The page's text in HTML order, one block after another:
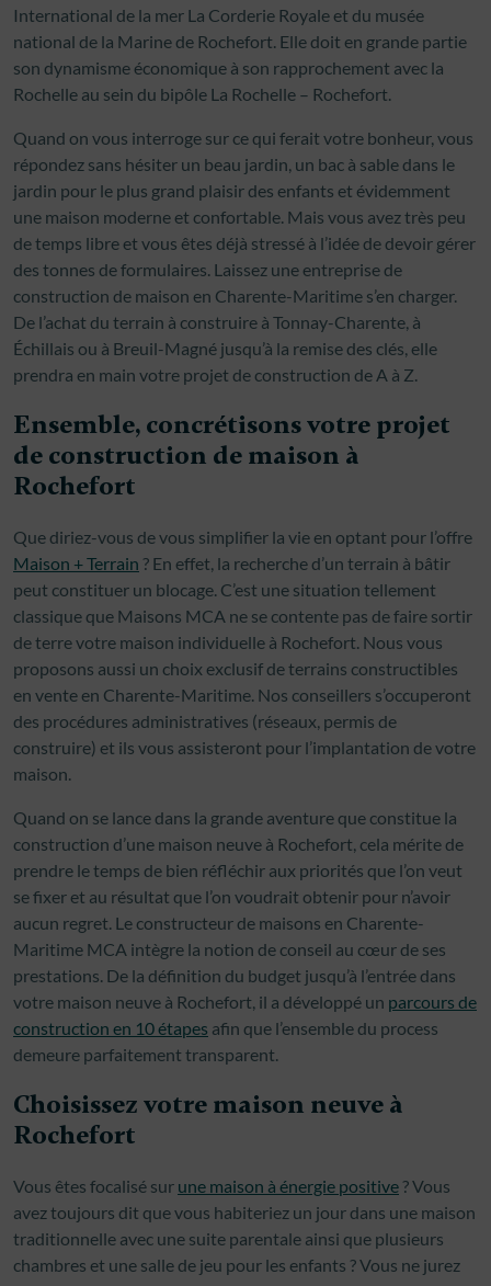
International de la mer La Corderie Royale et du musée
national de la Marine de Rochefort. Elle doit en grande partie
son dynamisme économique à son rapprochement avec la
Rochelle au sein du bipôle La Rochelle – Rochefort.
Quand on vous interroge sur ce qui ferait votre bonheur, vous
répondez sans hésiter un beau jardin, un bac à sable dans le
jardin pour le plus grand plaisir des enfants et évidemment
une maison moderne et confortable. Mais vous avez très peu
de temps libre et vous êtes déjà stressé à l’idée de devoir gérer
des tonnes de formulaires. Laissez une entreprise de
construction de maison en Charente-Maritime s’en charger.
De l’achat du terrain à construire à Tonnay-Charente, à
Échillais ou à Breuil-Magné jusqu’à la remise des clés, elle
prendra en main votre projet de construction de A à Z.
Ensemble, concrétisons votre projet
de construction de maison à
Rochefort
Que diriez-vous de vous simplifier la vie en optant pour l’offre
Maison + Terrain ? En effet, la recherche d’un terrain à bâtir
peut constituer un blocage. C’est une situation tellement
classique que Maisons MCA ne se contente pas de faire sortir
de terre votre maison individuelle à Rochefort. Nous vous
proposons aussi un choix exclusif de terrains constructibles
en vente en Charente-Maritime. Nos conseillers s’occuperont
des procédures administratives (réseaux, permis de
construire) et ils vous assisteront pour l’implantation de votre
maison.
Quand on se lance dans la grande aventure que constitue la
construction d’une maison neuve à Rochefort, cela mérite de
prendre le temps de bien réfléchir aux priorités que l’on veut
se fixer et au résultat que l’on voudrait obtenir pour n’avoir
aucun regret. Le constructeur de maisons en Charente-
Maritime MCA intègre la notion de conseil au cœur de ses
prestations. De la définition du budget jusqu’à l’entrée dans
votre maison neuve à Rochefort, il a développé un parcours de
construction en 10 étapes afin que l’ensemble du process
demeure parfaitement transparent.
Choisissez votre maison neuve à
Rochefort
Vous êtes focalisé sur une maison à énergie positive ? Vous
avez toujours dit que vous habiteriez un jour dans une maison
traditionnelle avec une suite parentale ainsi que plusieurs
chambres et une salle de jeu pour les enfants ? Vous ne jurez